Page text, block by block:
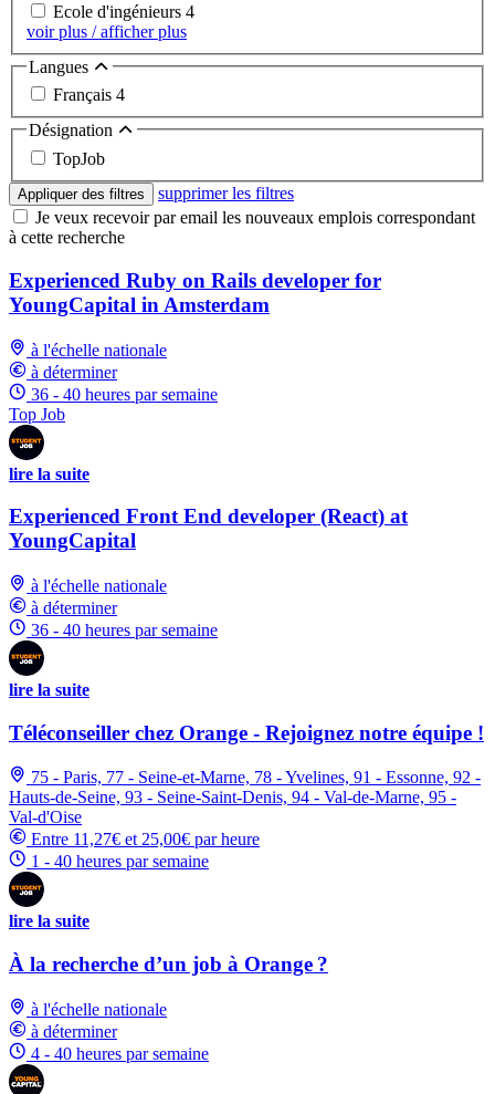
Ecole d'ingénieurs 4
voir plus / afficher plus
Langues
Français 4
Désignation
TopJob
Appliquer des filtres
supprimer les filtres
Je veux recevoir par email les nouveaux emplois correspondant
à cette recherche
Experienced Ruby on Rails developer for
YoungCapital in Amsterdam
à l'échelle nationale
à déterminer
36 - 40 heures par semaine
Top Job
lire la suite
Experienced Front End developer (React) at
YoungCapital
à l'échelle nationale
à déterminer
36 - 40 heures par semaine
lire la suite
Téléconseiller chez Orange - Rejoignez notre équipe !
75 - Paris, 77 - Seine-et-Marne, 78 - Yvelines, 91 - Essonne, 92 -
Hauts-de-Seine, 93 - Seine-Saint-Denis, 94 - Val-de-Marne, 95 -
Val-d'Oise
Entre 11,27€ et 25,00€ par heure
1 - 40 heures par semaine
lire la suite
À la recherche d’un job à Orange ?
à l'échelle nationale
à déterminer
4 - 40 heures par semaine